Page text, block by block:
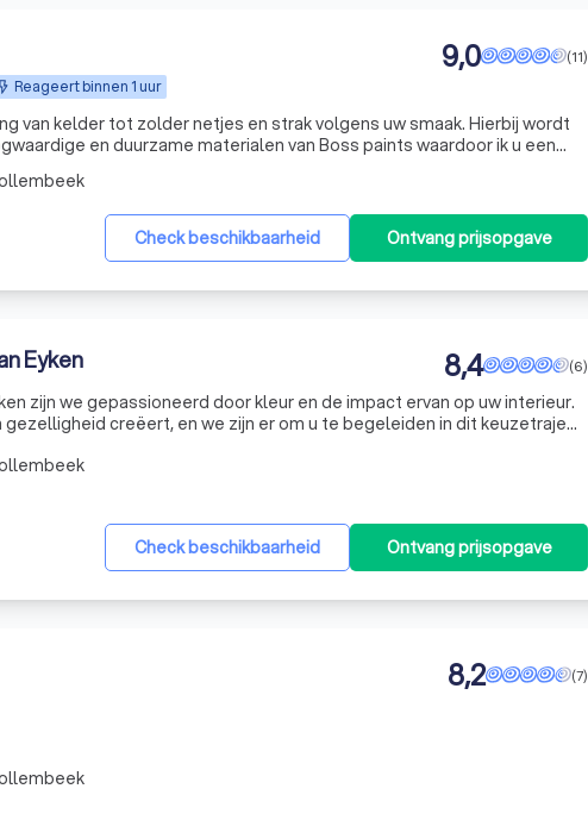
Reageert binnen 1 uur
(11)
9,0
van kelder tot zolder netjes en strak volgens uw smaak. Hierbij wordt
en duurzame materialen van Boss paints waardoor ik u een
Ook voor het behangen van uw muren kan u bij mij terecht. Bui
Check beschikbaarheid Ontvang prijsopgave
Eyken (6)
8,4
zijn we gepassioneerd door kleur en de impact ervan op uw interieur.
creëert, en we zijn er om u te begeleiden in dit keuzetraject.
Check beschikbaarheid Ontvang prijsopgave
(7)
8,2